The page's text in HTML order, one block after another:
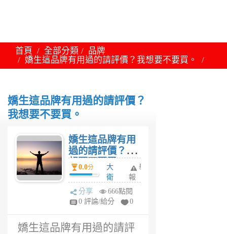
首頁 全部分類
品牌
嬌生這品牌有用過的請評價？我想要不要買。
嬌生這品牌有用過的請評價？
我想要不要買。
嬌生這品牌有用
過的請評價？我
想要不要買。
0.0分
大
衛
3
年
舉
報
分享
666點閱
0 評論/給分
0
嬌生這品牌有用過的請評